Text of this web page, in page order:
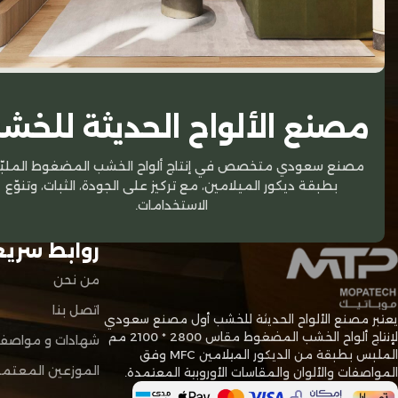
مصنع الألواح الحديثة
مصنع سعودي متخصص في إنتاج ألواح الخشب المضغوط
بطبقة ديكور الميلامين، مع تركيز على الجودة، الثبات، وتنوّع
الاستخدامات.
لماذا تُعد ألواح الميلامين
خيارًا عمليًا للتشطيبات
الحديثة؟
استخدامًا في التشطيبات الداخلية نظرًا
لتوازنها بين الشكل العملي والم...
تابع القراءة
25 أبريل 2023
الفرق
وألواح
الخشب
الفريد،
المضغوط
تابع القراءة
يعتبر مصنع الألواح الحديثة للخشب أول مصنع سعودي
لإنتاج ألواح الخشب المضغوط مقاس 2800 * 2100 مم
الملبس بطبقة من الديكور الميلامين MFC وفق
المواصفات والألوان والمقاسات الأوروبية المعتمدة.
روابط
من نحن
اتصل بنا
شهادات و
الموزعين